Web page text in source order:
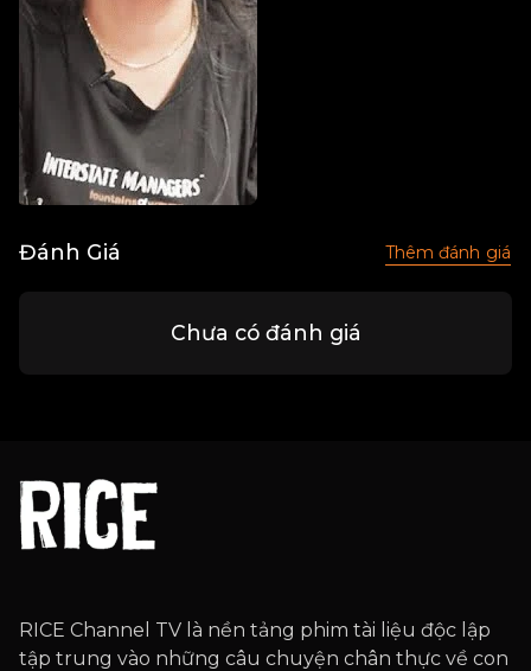
Đánh Giá Thêm đánh giá
Chưa có đánh giá
RICE Channel TV là nền tảng phim tài liệu độc lập
tập trung vào những câu chuyện chân thực về con